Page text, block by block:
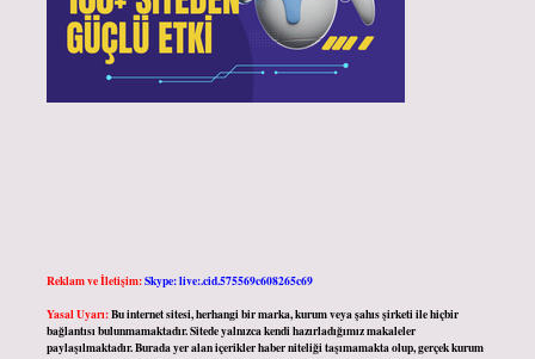
Reklam ve İletişim:Skype: live:.cid.575569c608265c69
Yasal Uyarı:Bu internet sitesi, herhangi bir marka, kurum veya şahıs şirketi ile hiçbir
bağlantısı bulunmamaktadır. Sitede yalnızca kendi hazırladığımız makaleler
paylaşılmaktadır. Burada yer alan içerikler haber niteliği taşımamakta olup, gerçek kurum